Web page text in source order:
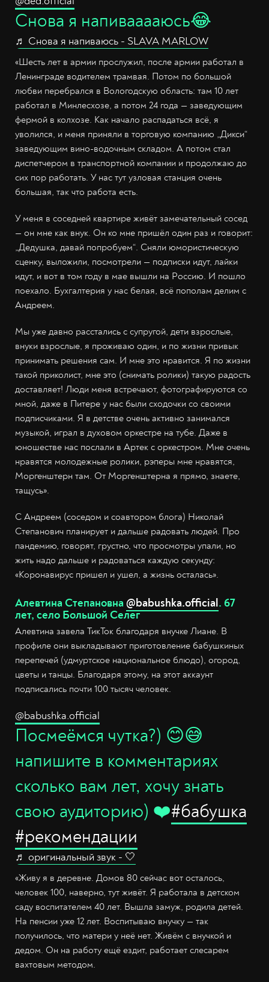
Снова я напивааааюсь😂
♬ Снова я напиваюсь - SLAVA MARLOW
«Шесть лет в армии прослужил, после армии работал в
Ленинграде водителем трамвая. Потом по большой
любви перебрался в Вологодскую область: там 10 лет
работал в Минлесхозе, а потом 24 года — заведующим
фермой в колхозе. Как начало распадаться всё, я
уволился, и меня приняли в торговую компанию „Дикси“
заведующим вино-водочным складом. А потом стал
диспетчером в транспортной компании и продолжаю до
сих пор работать. У нас тут узловая станция очень
большая, так что работа есть.
У меня в соседней квартире живёт замечательный сосед
— он мне как внук. Он ко мне пришёл один раз и говорит:
„Дедушка, давай попробуем“. Сняли юмористическую
сценку, выложили, посмотрели — подписки идут, лайки
идут, и вот в том году в мае вышли на Россию. И пошло
поехало. Бухгалтерия у нас белая, всё пополам делим с
Андреем.
Мы уже давно расстались с супругой, дети взрослые,
внуки взрослые, я проживаю один, и по жизни привык
принимать решения сам. И мне это нравится. Я по жизни
такой приколист, мне это (снимать ролики) такую радость
доставляет! Люди меня встречают, фотографируются со
мной, даже в Питере у нас были сходочки со своими
подписчиками. Я в детстве очень активно занимался
музыкой, играл в духовом оркестре на тубе. Даже в
юношестве нас послали в Артек с оркестром. Мне очень
нравятся молодежные ролики, рэперы мне нравятся,
Моргенштерн там. От Моргенштерна я прямо, знаете,
тащусь».
С Андреем (соседом и соавтором блога) Николай
Степанович планирует и дальше радовать людей. Про
пандемию, говорят, грустно, что просмотры упали, но
жить надо дальше и радоваться каждую секунду:
«Коронавирус пришел и ушел, а жизнь осталась».
Алевтина Степановна @babushka.official. 67
лет, село Большой Селег
Алевтина завела ТикТок благодаря внучке Лиане. В
профиле они выкладывают приготовление бабушкиных
перепечей (удмуртское национальное блюдо), огород,
цветы и танцы. Благодаря этому, на этот аккаунт
подписались почти 100 тысяч человек.
@babushka.official
Посмеёмся чутка?) 😊😅
напишите в комментариях
сколько вам лет, хочу знать
свою аудиторию) ❤️#бабушка
#рекомендации
♬ оригинальный звук - 🤍
«Живу я в деревне. Домов 80 сейчас вот осталось,
человек 100, наверно, тут живёт. Я работала в детском
саду воспитателем 40 лет. Вышла замуж, родила детей.
На пенсии уже 12 лет. Воспитываю внучку — так
получилось, что матери у неё нет. Живём с внучкой и
дедом. Он на работу ещё ездит, работает слесарем
вахтовым методом.